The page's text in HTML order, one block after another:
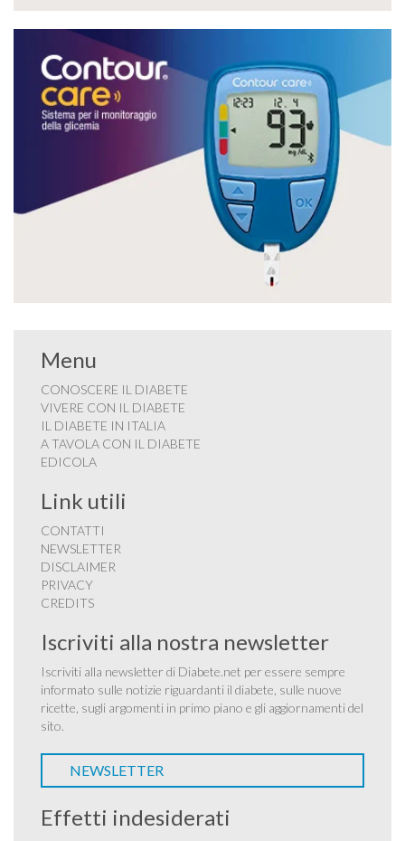
Menu
CONOSCERE IL DIABETE
VIVERE CON IL DIABETE
IL DIABETE IN ITALIA
A TAVOLA CON IL DIABETE
EDICOLA
Link utili
CONTATTI
NEWSLETTER
DISCLAIMER
PRIVACY
CREDITS
Iscriviti alla nostra newsletter
Iscriviti alla newsletter di Diabete.net per essere sempre
informato sulle notizie riguardanti il diabete, sulle nuove
ricette, sugli argomenti in primo piano e gli aggiornamenti del
sito.
NEWSLETTER
Effetti indesiderati